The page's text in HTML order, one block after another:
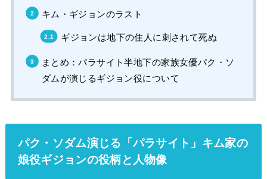
キム・ギジョンのラスト
ギジョンは地下の住人に刺されて死ぬ
まとめ：パラサイト半地下の家族女優パク・ソ
ダムが演じるギジョン役について
パク・ソダム演じる「パラサイト」キム家の
娘役ギジョンの役柄と人物像